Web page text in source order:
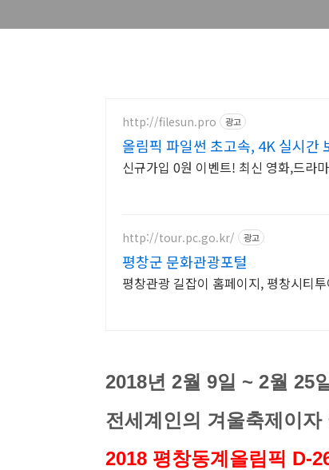
http://filesun.pro 광고
올림픽 파일썬 초고속, 4K 실시간
신규가입 0원 이벤트! 최신 영화,드라
http://tour.pc.go.kr/ 광고
평창군 문화관광포털
평창관광 길잡이 홈페이지, 평창시티
2018년 2월 9일 ~ 2월 25
전세계인의 겨울축제이
2018 평창동계올림픽 D-